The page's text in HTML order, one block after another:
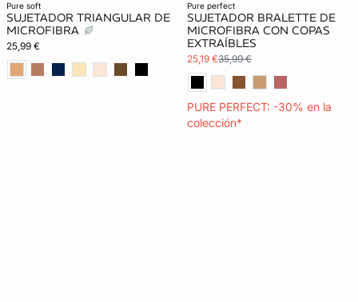
pure soft
SUJETADOR TRIANGULAR DE
MICROFIBRA
25,99 €
pure perfect
SUJETADOR BRALETTE DE
MICROFIBRA CON COPAS
EXTRAÍBLES
25,19 €35,99 €
PURE PERFECT: -30% en la
colección*